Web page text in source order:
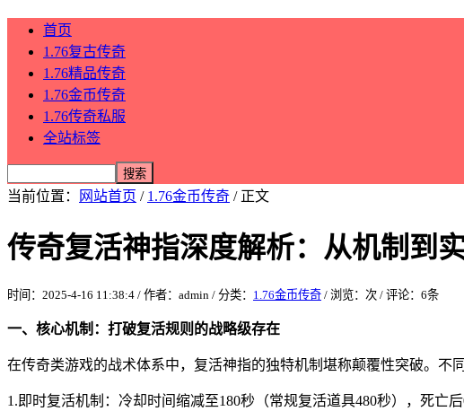
首页
1.76复古传奇
1.76精品传奇
1.76金币传奇
1.76传奇私服
全站标签
当前位置： 网站首页 / 1.76金币传奇 / 正文
传奇复活神指深度解析：从机制到
时间：2025-4-16 11:38:4 / 作者：admin / 分类： 1.76金币传奇 / 浏览： 次 / 评论：6条
一、核心机制：打破复活规则的战略级存在
在传奇类游戏的战术体系中，复活神指的独特机制堪称颠覆性突破。不
1.即时复活机制：冷却时间缩减至180秒（常规复活道具480秒），死亡